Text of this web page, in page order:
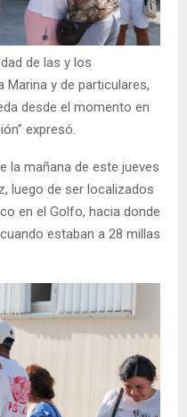
de las y los
Marina y de particulares,
desde el momento en
expresó.
la mañana de este jueves
luego de ser localizados
en el Golfo, hacia donde
estaban a 28 millas